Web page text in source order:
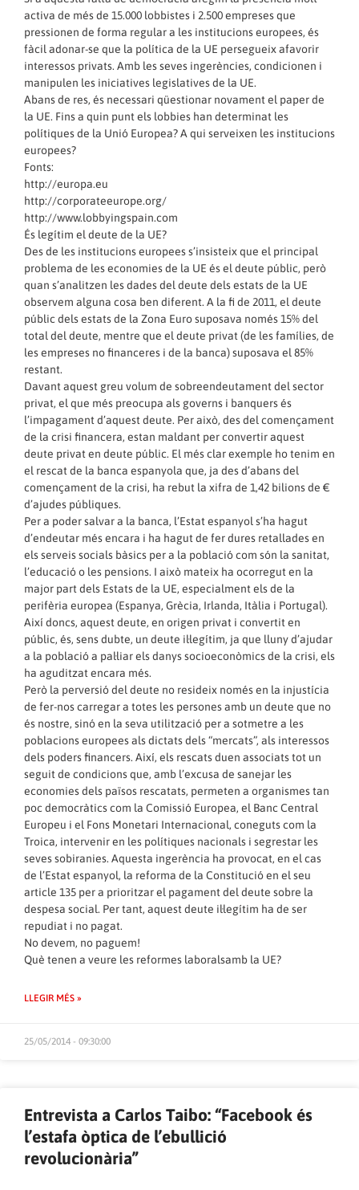
activa de més de 15.000 lobbistes i 2.500 empreses que
pressionen de forma regular a les institucions europees, és
fàcil adonar-se que la política de la UE persegueix afavorir
interessos privats. Amb les seves ingerències, condicionen i
manipulen les iniciatives legislatives de la UE.
Abans de res, és necessari qüestionar novament el paper de
la UE. Fins a quin punt els lobbies han determinat les
polítiques de la Unió Europea? A qui serveixen les institucions
europees?
Fonts:
http://europa.eu
http://corporateeurope.org/
http://www.lobbyingspain.com
És legítim el deute de la UE?
Des de les institucions europees s’insisteix que el principal
problema de les economies de la UE és el deute públic, però
quan s’analitzen les dades del deute dels estats de la UE
observem alguna cosa ben diferent. A la fi de 2011, el deute
públic dels estats de la Zona Euro suposava només 15% del
total del deute, mentre que el deute privat (de les famílies, de
les empreses no financeres i de la banca) suposava el 85%
restant.
Davant aquest greu volum de sobreendeutament del sector
privat, el que més preocupa als governs i banquers és
l’impagament d’aquest deute. Per això, des del començament
de la crisi financera, estan maldant per convertir aquest
deute privat en deute públic. El més clar exemple ho tenim en
el rescat de la banca espanyola que, ja des d’abans del
començament de la crisi, ha rebut la xifra de 1,42 bilions de €
d’ajudes públiques.
Per a poder salvar a la banca, l’Estat espanyol s’ha hagut
d’endeutar més encara i ha hagut de fer dures retallades en
els serveis socials bàsics per a la població com són la sanitat,
l’educació o les pensions. I això mateix ha ocorregut en la
major part dels Estats de la UE, especialment els de la
perifèria europea (Espanya, Grècia, Irlanda, Itàlia i Portugal).
Així doncs, aquest deute, en origen privat i convertit en
públic, és, sens dubte, un deute il·legítim, ja que lluny d’ajudar
a la població a pal·liar els danys socioeconòmics de la crisi, els
ha aguditzat encara més.
Però la perversió del deute no resideix només en la injustícia
de fer-nos carregar a totes les persones amb un deute que no
és nostre, sinó en la seva utilització per a sotmetre a les
poblacions europees als dictats dels “mercats”, als interessos
dels poders financers. Així, els rescats duen associats tot un
seguit de condicions que, amb l’excusa de sanejar les
economies dels països rescatats, permeten a organismes tan
poc democràtics com la Comissió Europea, el Banc Central
Europeu i el Fons Monetari Internacional, coneguts com la
Troica, intervenir en les polítiques nacionals i segrestar les
seves sobiranies. Aquesta ingerència ha provocat, en el cas
de l’Estat espanyol, la reforma de la Constitució en el seu
article 135 per a prioritzar el pagament del deute sobre la
despesa social. Per tant, aquest deute il·legítim ha de ser
repudiat i no pagat.
No devem, no paguem!
Què tenen a veure les reformes laboralsamb la UE?
LLEGIR MÉS »
25/05/2014 - 09:30:00
Entrevista a Carlos Taibo: “Facebook és
l’estafa òptica de l’ebullició
revolucionària”